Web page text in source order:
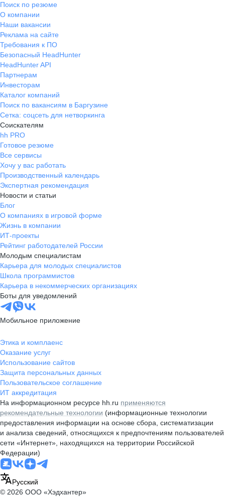
Поиск по резюме
О компании
Наши вакансии
Реклама на сайте
Требования к ПО
Безопасный HeadHunter
HeadHunter API
Партнерам
Инвесторам
Каталог компаний
Поиск по вакансиям в Баргузине
Сетка: соцсеть для нетворкинга
Соискателям
hh PRO
Готовое резюме
Все сервисы
Хочу у вас работать
Производственный календарь
Экспертная рекомендация
Новости и статьи
Блог
О компаниях в игровой форме
Жизнь в компании
ИТ-проекты
Рейтинг работодателей России
Молодым специалистам
Карьера для молодых специалистов
Школа программистов
Карьера в некоммерческих организациях
Боты для уведомлений
Мобильное приложение
Этика и комплаенс
Оказание услуг
Использование сайтов
Защита персональных данных
Пользовательское соглашение
ИТ аккредитация
На информационном ресурсе hh.ru применяются
рекомендательные технологии (информационные технологии
предоставления информации на основе сбора, систематизации
и анализа сведений, относящихся к предпочтениям пользователей
сети «Интернет», находящихся на территории Российской
Федерации)
Русский
© 2026 ООО «Хэдхантер»